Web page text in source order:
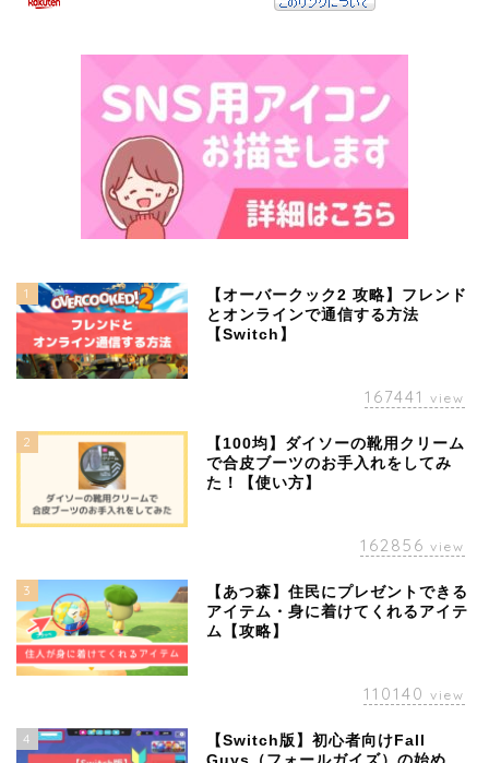
1
【オーバークック2 攻略】フレンド
とオンラインで通信する方法
【Switch】
167441 view
2
【100均】ダイソーの靴用クリーム
で合皮ブーツのお手入れをしてみ
た！【使い方】
162856 view
3
【あつ森】住民にプレゼントできる
アイテム・身に着けてくれるアイテ
ム【攻略】
110140 view
4
【Switch版】初心者向けFall